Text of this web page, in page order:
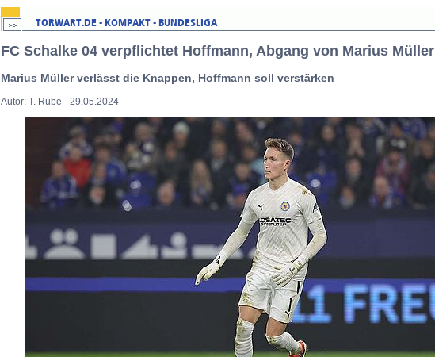
FC Schalke 04 verpflichtet Hoffmann, Abgang von Marius Müller
Marius Müller verlässt die Knappen, Hoffmann soll verstärken
Autor: T. Rübe - 29.05.2024